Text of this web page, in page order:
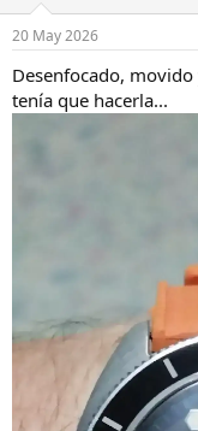
o
n
e
s
20 May 2026
Desenfocado,
tenía que hacerla...